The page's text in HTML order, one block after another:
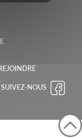
SUIVEZ-NOUS